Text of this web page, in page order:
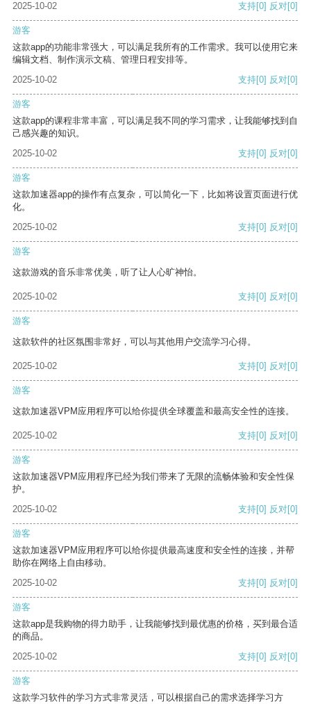
2025-10-02
支持[0] 反对[0]
游客
这款app的功能非常强大，可以满足我所有的工作需求。我可以使用它来
编辑文档、制作演示文稿、管理日程安排等。
2025-10-02
支持[0] 反对[0]
游客
这款app的课程非常丰富，可以满足我不同的学习需求，让我能够找到自
己感兴趣的知识。
2025-10-02
支持[0] 反对[0]
游客
这款加速器app的操作有点复杂，可以简化一下，比如将设置页面进行优
化。
2025-10-02
支持[0] 反对[0]
游客
这款游戏的音乐非常优美，听了让人心旷神怡。
2025-10-02 支持[0] 反对[0]
游客
这款软件的社区氛围非常好，可以与其他用户交流学习心得。
2025-10-02 支持[0] 反对[0]
游客
这款加速器VPM应用程序可以给你提供全球覆盖和最高安全性的连接。
2025-10-02 支持[0] 反对[0]
游客
这款加速器VPM应用程序已经为我们带来了无限的流畅体验和安全性保
护。
2025-10-02
支持[0] 反对[0]
游客
这款加速器VPM应用程序可以给你提供最高速度和安全性的连接，并帮
助你在网络上自由移动。
2025-10-02
支持[0] 反对[0]
游客
这款app是我购物的得力助手，让我能够找到最优惠的价格，买到最合适
的商品。
2025-10-02
支持[0] 反对[0]
游客
这款学习软件的学习方式非常灵活，可以根据自己的需求选择学习方